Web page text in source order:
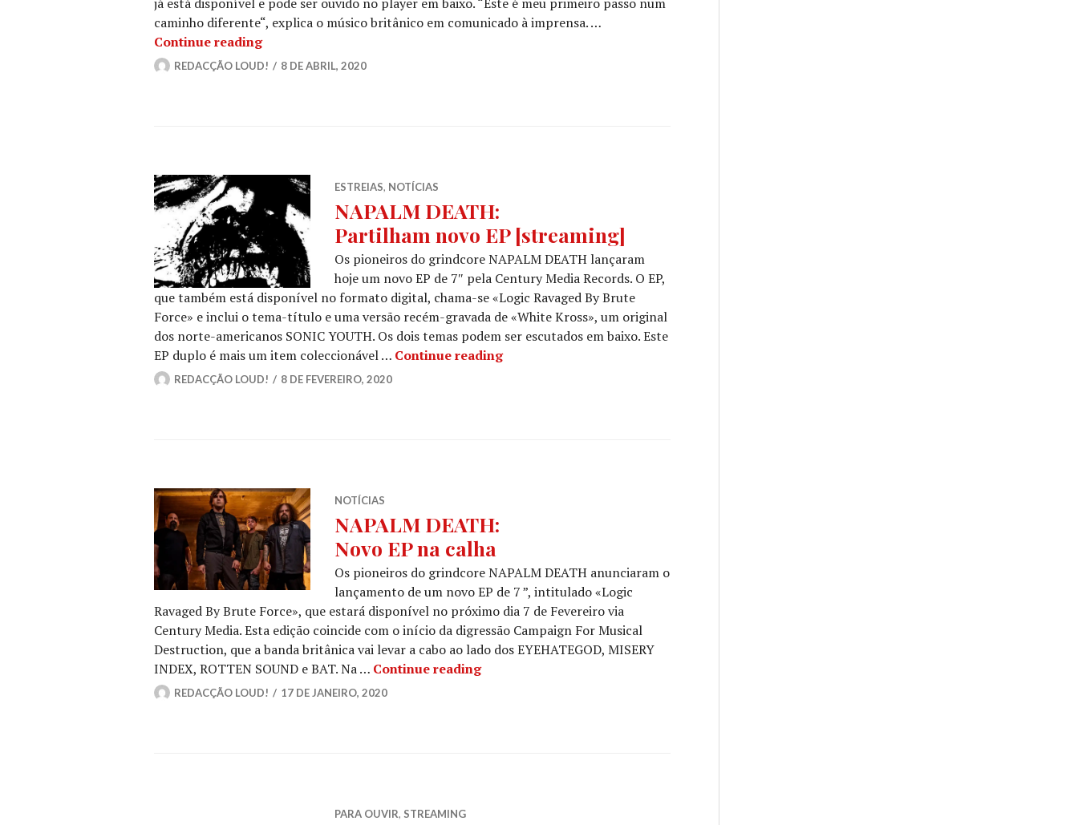
caminho diferente“, explica o músico britânico em comunicado à imprensa. …
Continue readingNAPALM DEATH: Shane Embury revela novo projecto [estreia]
REDACÇÃO LOUD! 8 DE ABRIL, 2020
ESTREIAS, NOTÍCIAS
NAPALM DEATH:
Partilham novo EP [streaming]
Os pioneiros do grindcore NAPALM DEATH lançaram
hoje um novo EP de 7″ pela Century Media Records. O EP,
que também está disponível no formato digital, chama-se «Logic Ravaged By Brute
Force» e inclui o tema-título e uma versão recém-gravada de «White Kross», um original
dos norte-americanos SONIC YOUTH. Os dois temas podem ser escutados em baixo. Este
EP duplo é mais um item coleccionável … Continue readingNAPALM DEATH:
REDACÇÃO LOUD! 8 DE FEVEREIRO, 2020
NOTÍCIAS
NAPALM DEATH:
Novo EP na calha
Os pioneiros do grindcore NAPALM DEATH anunciaram o
lançamento de um novo EP de 7 ”, intitulado «Logic
Ravaged By Brute Force», que estará disponível no próximo dia 7 de Fevereiro via
Century Media. Esta edição coincide com o início da digressão Campaign For Musical
Destruction, que a banda britânica vai levar a cabo ao lado dos EYEHATEGOD, MISERY
INDEX, ROTTEN SOUND e BAT. Na … Continue readingNAPALM DEATH:
REDACÇÃO LOUD! 17 DE JANEIRO, 2020
PARA OUVIR, STREAMING